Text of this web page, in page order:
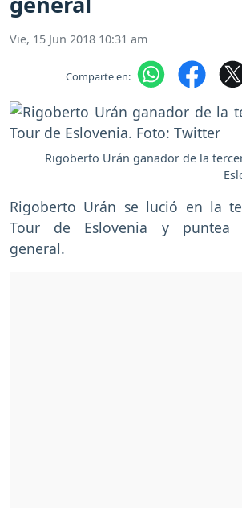
Vie, 15 Jun 2018 10:31 am
Comparte en:
Rigoberto Urán ganador de la
Rigoberto Urán se lució en la
Tour de Eslovenia y puntea
general.